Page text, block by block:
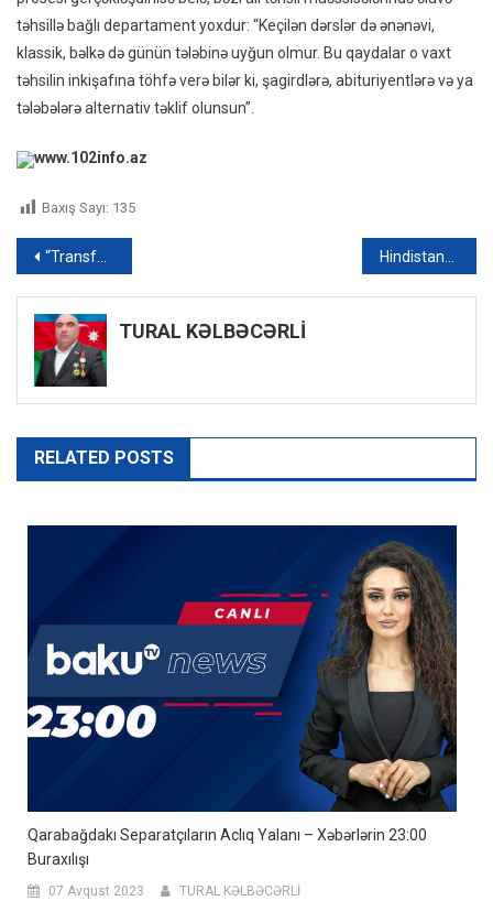
təhsillə bağlı departament yoxdur: “Keçilən dərslər də ənənəvi,
klassik, bəlkə də günün tələbinə uyğun olmur. Bu qaydalar o vaxt
təhsilin inkişafına töhfə verə bilər ki, şagirdlərə, abituriyentlərə və ya
tələbələrə alternativ təklif olunsun”.
www.102info.az
Baxış Sayı: 135
Yazı
naviqasiyası
“Transformer”ə bənzər inşaat robotu yaradıldı – FOTO Hindistanda leysan yağışları 14 nəfərin həyatına son qoydu
TURAL KƏLBƏCƏRLİ
RELATED POSTS
Qarabağdakı Separatçıların Aclıq Yalanı – Xəbərlərin 23:00
Buraxılışı
07 Avqust 2023 TURAL KƏLBƏCƏRLİ